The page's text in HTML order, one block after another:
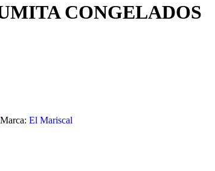
CONGELADOS
Marca: El Mariscal